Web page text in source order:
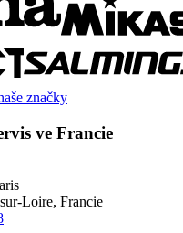
značky
ve Francie
Loire, Francie